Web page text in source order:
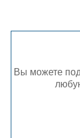
Вы можете